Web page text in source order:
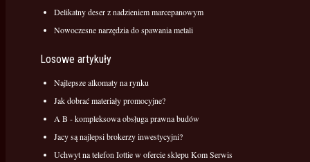
Delikatny deser z nadzieniem marcepanowym
Nowoczesne narzędzia do spawania metali
Losowe artykuły
Najlepsze alkomaty na rynku
Jak dobrać materiały promocyjne?
A B - kompleksowa obsługa prawna budów
Jacy są najlepsi brokerzy inwestycyjni?
Uchwyt na telefon Iottie w ofercie sklepu Kom Serwis